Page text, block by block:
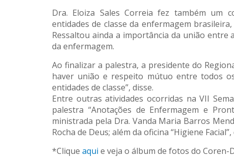
Dra. Eloiza Sales Correia fez também um
entidades de classe da enfermagem
Ressaltou ainda a importância da união
da enfermagem.
Ao finalizar a palestra, a presidente do
haver união e respeito mútuo entre todos
entidades de classe”, disse.
Entre outras atividades ocorridas na VII
palestra “Anotações de Enfermagem e
ministrada pela Dra. Vanda Maria Barros
Rocha de Deus; além da oficina “Higiene
*Clique aqui e veja o álbum de fotos do Coren-